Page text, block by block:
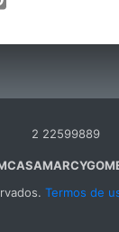
2 22599889
Termos de